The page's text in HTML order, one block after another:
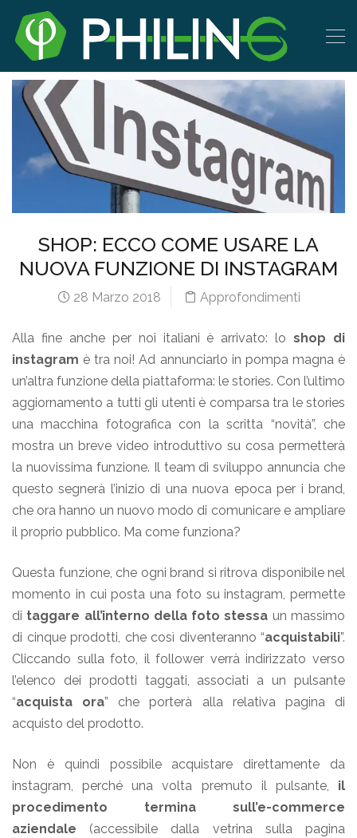
SHOP: ECCO COME USARE LA
NUOVA FUNZIONE DI INSTAGRAM
28 Marzo 2018 Approfondimenti
Alla fine anche per noi italiani è arrivato: loshop di
instagram è tra noi! Ad annunciarlo in pompa magna è
un’altra funzione della piattaforma: le stories. Con l’ultimo
aggiornamento a tutti gli utenti è comparsa tra le stories
una macchina fotografica con la scritta “novità”, che
mostra un breve video introduttivo su cosa permetterà
la nuovissima funzione. Il team di sviluppo annuncia che
questo segnerà l’inizio di una nuova epoca per i brand,
che ora hanno un nuovo modo di comunicare e ampliare
il proprio pubblico. Ma come funziona?
Questa funzione, che ogni brand si ritrova disponibile nel
momento in cui posta una foto su instagram, permette
di taggare all’interno della foto stessa un massimo
di cinque prodotti, che così diventeranno “acquistabili”.
Cliccando sulla foto, il follower verrà indirizzato verso
l’elenco dei prodotti taggati, associati a un pulsante
“acquista ora” che porterà alla relativa pagina di
acquisto del prodotto.
Non è quindi possibile acquistare direttamente da
instagram, perché una volta premuto il pulsante, il
procedimento termina sull’e-commerce
aziendale (accessibile dalla vetrina sulla pagina